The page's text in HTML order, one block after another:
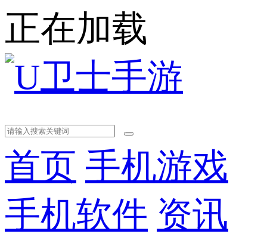
正在加载
首页 手机游戏
手机软件 资讯